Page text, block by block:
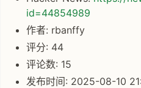
id=44854989
作者: rbanffy
评分: 44
评论数: 15
发布时间: 2025-08-10